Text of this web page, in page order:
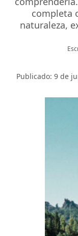
completa
naturaleza,
Publicado: 9 de